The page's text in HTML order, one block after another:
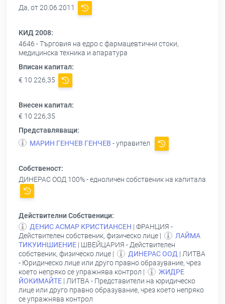
Да, от 20.06.2011
КИД 2008:
4646 - Търговия на едро с фармацевтични стоки,
медицинска техника и апаратура
Вписан капитал:
€ 10 226,35
Внесен капитал:
€ 10 226,35
Представляващи:
МАРИН ГЕНЧЕВ ГЕНЧЕВ - управител
Собственост:
ДИНЕРАС ООД 100% - едноличен собственик на капитала
Действителни Собственици:
ДЕНИС АСМАР КРИСТИАНСЕН | ФРАНЦИЯ -
Действителен собственик, физическо лице |
ЛАЙМА
ТИКУИНШИЕНИЕ | ШВЕЙЦАРИЯ - Действителен
собственик, физическо лице |
ДИНЕРАС ООД | ЛИТВА
- Юридическо лице или друго правно образувание, чрез
което непряко се упражнява контрол |
ЖИДРЕ
ЙОКИМАЙТЕ | ЛИТВА - Представители на юридическо
лице или друго правно образувание, чрез което непряко
се упражнява контрол